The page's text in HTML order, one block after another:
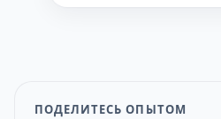
ПОДЕЛИТЕСЬ ОПЫТОМ